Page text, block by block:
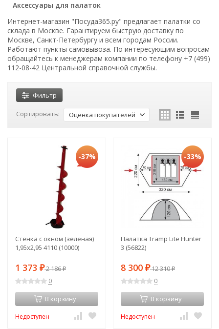
Аксессуары для палаток
Интернет-магазин "Посуда365.ру" предлагает палатки со
склада в Москве. Гарантируем быструю доставку по
Москве, Санкт-Петербургу и всем городам России.
Работают пункты самовывоза. По интересующим вопросам
обращайтесь к менеджерам компании по телефону +7 (499)
112-08-42 Центральной справочной службы.
Фильтр
Сортировать: Оценка покупателей
-37%
Стенка с окном (зеленая)
1,95х2,95 4110 (10000)
1 373 ₽2 186₽
0
В корзину
Недоступен
-33%
Палатка Tramp Lite Hunter
3 (56822)
8 300 ₽12 310₽
0
В корзину
Недоступен